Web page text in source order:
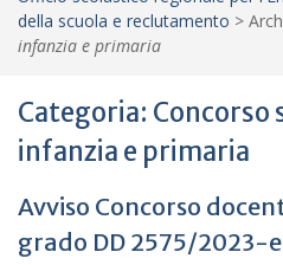
della scuola e reclutamento >
infanzia e primaria
Categoria:
infanzia e primaria
Avviso Concorso
grado DD 2575/2023-